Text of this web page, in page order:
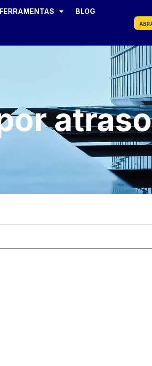
FERRAMENTAS BLOG
atraso